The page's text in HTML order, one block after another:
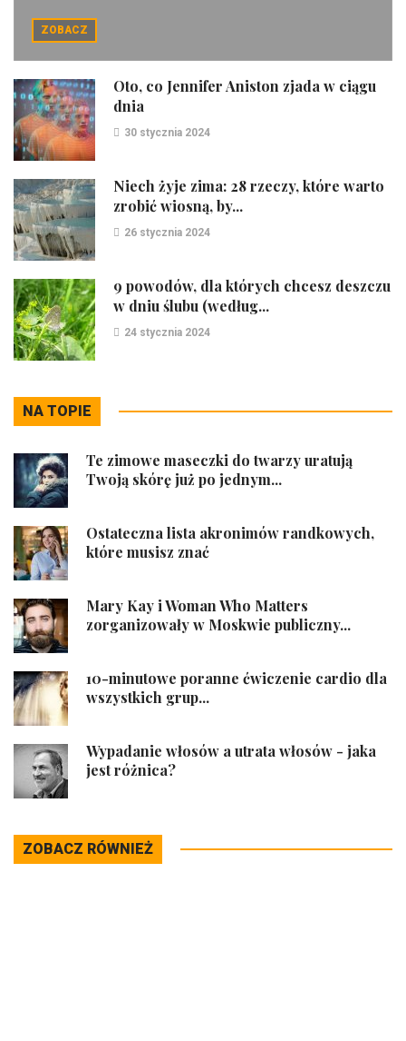
ZOBACZ
Oto, co Jennifer Aniston zjada w ciągu
dnia
30 stycznia 2024
Niech żyje zima: 28 rzeczy, które warto
zrobić wiosną, by...
26 stycznia 2024
9 powodów, dla których chcesz deszczu
w dniu ślubu (według...
24 stycznia 2024
NA TOPIE
Te zimowe maseczki do twarzy uratują
Twoją skórę już po jednym...
Ostateczna lista akronimów randkowych,
które musisz znać
Mary Kay i Woman Who Matters
zorganizowały w Moskwie publiczny...
10-minutowe poranne ćwiczenie cardio dla
wszystkich grup...
Wypadanie włosów a utrata włosów - jaka
jest różnica?
ZOBACZ RÓWNIEŻ